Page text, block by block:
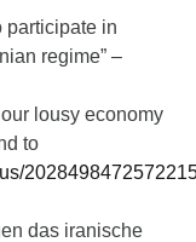
participate in
regime” –
lousy economy
to
das iranische